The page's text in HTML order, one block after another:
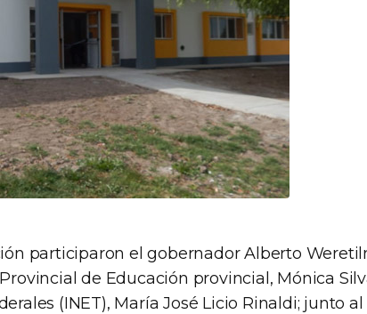
participaron el gobernador Alberto
de Educación provincial, Mónica
(INET), María José Licio Rinaldi; junto